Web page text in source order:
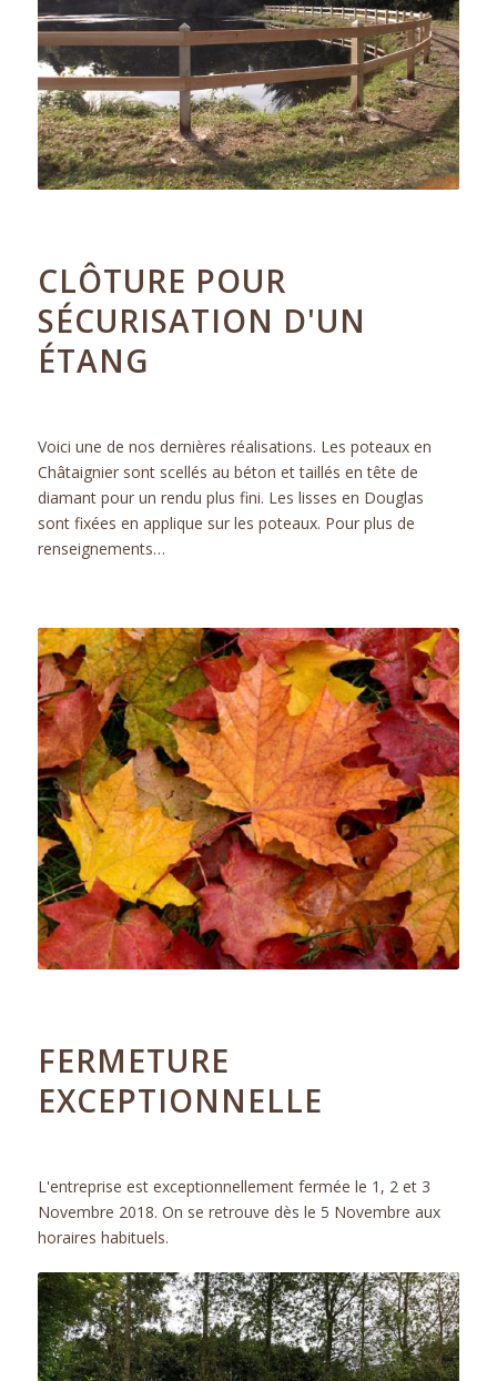
CLÔTURE POUR
SÉCURISATION D'UN
ÉTANG
Voici une de nos dernières réalisations. Les poteaux en
Châtaignier sont scellés au béton et taillés en tête de
diamant pour un rendu plus fini. Les lisses en Douglas
sont fixées en applique sur les poteaux. Pour plus de
renseignements…
FERMETURE
EXCEPTIONNELLE
L'entreprise est exceptionnellement fermée le 1, 2 et 3
Novembre 2018. On se retrouve dès le 5 Novembre aux
horaires habituels.